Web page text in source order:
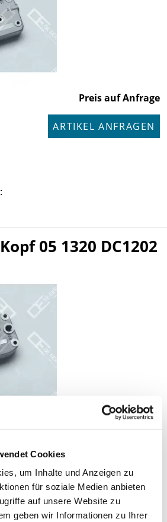
Cookies
um Inhalte und Anzeigen zu
für soziale Medien anbieten
auf unsere Website zu
geben wir Informationen zu Ihrer
Preis auf Anfrage
ARTIKEL ANFRAGEN
05 1320 DC1202
Preis auf Anfrage
ARTIKEL ANFRAGEN